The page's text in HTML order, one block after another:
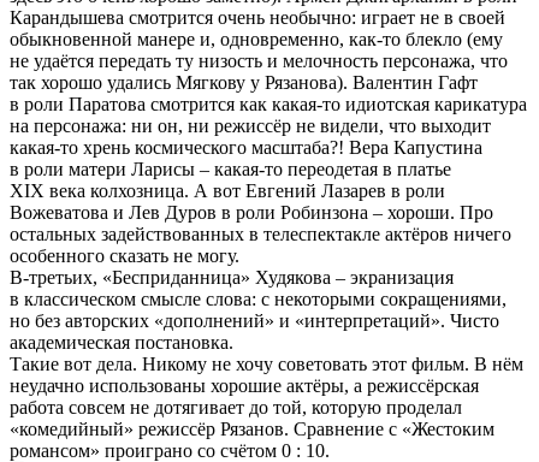
Карандышева смотрится очень необычно: играет не в своей
обыкновенной манере и, одновременно, как-то блекло (ему
не удаётся передать ту низость и мелочность персонажа, что
так хорошо удались Мягкову у Рязанова). Валентин Гафт
в роли Паратова смотрится как какая-то идиотская карикатура
на персонажа: ни он, ни режиссёр не видели, что выходит
какая-то хрень космического масштаба?! Вера Капустина
в роли матери Ларисы – какая-то переодетая в платье
XIX века колхозница. А вот Евгений Лазарев в роли
Вожеватова и Лев Дуров в роли Робинзона – хороши. Про
остальных задействованных в телеспектакле актёров ничего
особенного сказать не могу.
В-третьих, «Бесприданница» Худякова – экранизация
в классическом смысле слова: с некоторыми сокращениями,
но без авторских «дополнений» и «интерпретаций». Чисто
академическая постановка.
Такие вот дела. Никому не хочу советовать этот фильм. В нём
неудачно использованы хорошие актёры, а режиссёрская
работа совсем не дотягивает до той, которую проделал
«комедийный» режиссёр Рязанов. Сравнение с «Жестоким
романсом» проиграно со счётом 0 : 10.